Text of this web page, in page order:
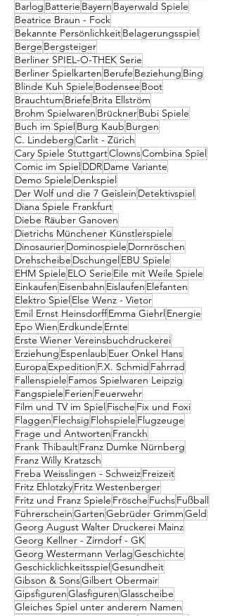
Barlog Batterie Bayern Bayerwald Spiele
Beatrice Braun - Fock
Bekannte PersönlichkeitBelagerungsspiel
Berge Bergsteiger
Berliner SPIEL-O-THEK Serie
Berliner Spielkarten Berufe Beziehung Bing
Blinde Kuh Spiele Bodensee Boot
Brauchtum Briefe Brita Ellström
Brohm Spielwaren BrücknerBubi Spiele
Buch im SpielBurg Kaub Burgen
C. LindebergCarlit - Zürich
Cary Spiele StuttgartClownsCombina Spiel
Comic im SpielDDRDame Variante
Demo Spiele Denkspiel
Der Wolf und die 7 Geislein Detektivspiel
Diana Spiele Frankfurt
Diebe Räuber Ganoven
Dietrichs Münchener Künstlerspiele
DinosaurierDominospiele Dornröschen
Drehscheibe DschungelEBU Spiele
EHM Spiele ELO Serie Eile mit Weile Spiele
Einkaufen Eisenbahn Eislaufen Elefanten
Elektro SpielElse Wenz - Vietor
Emil Ernst HeinsdorffEmma GiehrlEnergie
Epo Wien Erdkunde Ernte
Erste Wiener Vereinsbuchdruckerei
Erziehung Espenlaub Euer Onkel Hans
EuropaExpedition F.X. Schmid Fahrrad
Fallenspiele Famos Spielwaren Leipzig
Fangspiele Ferien Feuerwehr
Film und TV im SpielFische Fix und Foxi
Flaggen Flechsig Flohspiele Flugzeuge
Frage und Antworten Franckh
Frank ThibaultFranz Dumke Nürnberg
Franz Willy Kratzsch
Freba Weisslingen - SchweizFreizeit
Fritz EhlotzkyFritz Westenberger
Fritz und Franz Spiele Frösche FuchsFußball
FührerscheinGartenGebrüder GrimmGeld
Georg August Walter Druckerei Mainz
Georg Kellner - Zirndorf - GK
Georg Westermann VerlagGeschichte
GeschicklichkeitsspielGesundheit
Gibson & SonsGilbert Obermair
GipsfigurenGlasfigurenGlasscheibe
Gleiches Spiel unter anderem Namen